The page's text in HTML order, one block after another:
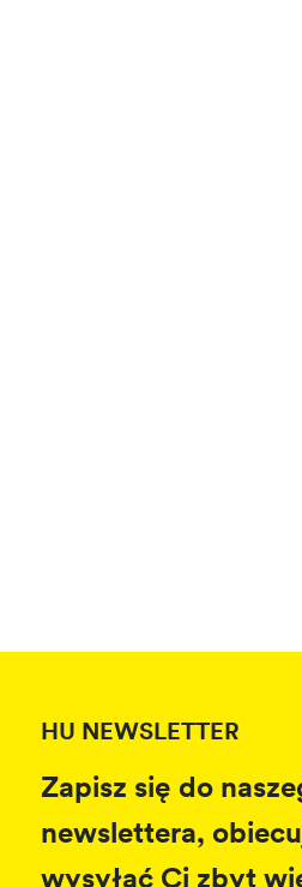
HU NEWSLETTER
Zapisz się do
newslettera,
wysyłać Ci zbyt